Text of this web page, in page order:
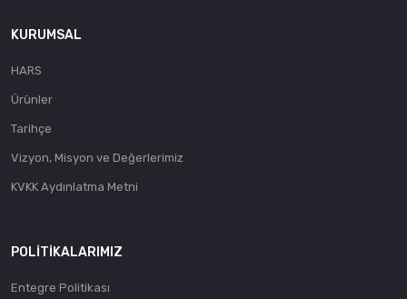
KURUMSAL
HARS
Ürünler
Tarihçe
Vizyon, Misyon ve Değerlerimiz
KVKK Aydınlatma Metni
POLITIKALARIMIZ
Entegre Politikası